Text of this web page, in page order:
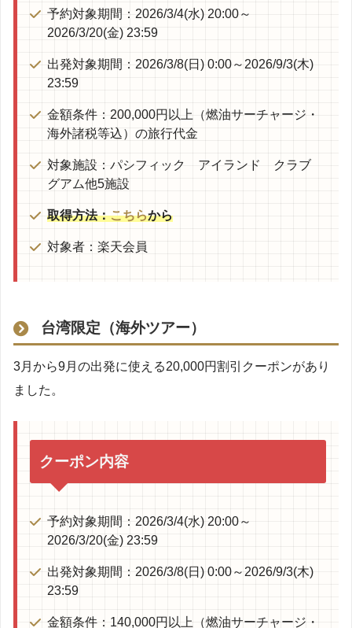
予約対象期間：2026/3/4(水) 20:00～
2026/3/20(金) 23:59
出発対象期間：2026/3/8(日) 0:00～2026/9/3(木)
23:59
金額条件：200,000円以上（燃油サーチャージ・
海外諸税等込）の旅行代金
対象施設：パシフィック アイランド クラブ
グアム他5施設
取得方法：こちらから
対象者：楽天会員
台湾限定（海外ツアー）
3月から9月の出発に使える20,000円割引クーポンがあり
ました。
クーポン内容
予約対象期間：2026/3/4(水) 20:00～
2026/3/20(金) 23:59
出発対象期間：2026/3/8(日) 0:00～2026/9/3(木)
23:59
金額条件：140,000円以上（燃油サーチャージ・